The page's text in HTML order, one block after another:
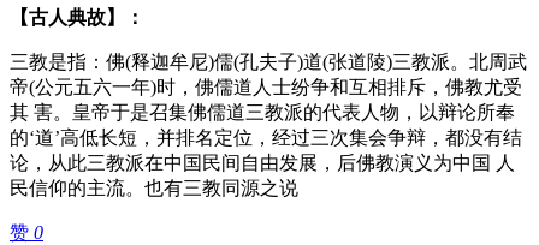
【古人典故】：
三教是指：佛(释迦牟尼)儒(孔夫子)道(张道陵)三教派。北周武
帝(公元五六一年)时，佛儒道人士纷争和互相排斥，佛教尤受
其 害。皇帝于是召集佛儒道三教派的代表人物，以辩论所奉
的‘道’高低长短，并排名定位，经过三次集会争辩，都没有结
论，从此三教派在中国民间自由发展，后佛教演义为中国 人
民信仰的主流。也有三教同源之说
赞 0